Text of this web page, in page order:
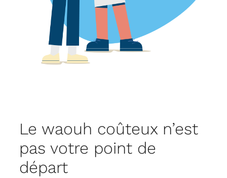
Le waouh coûteux n’est
pas votre point de
départ